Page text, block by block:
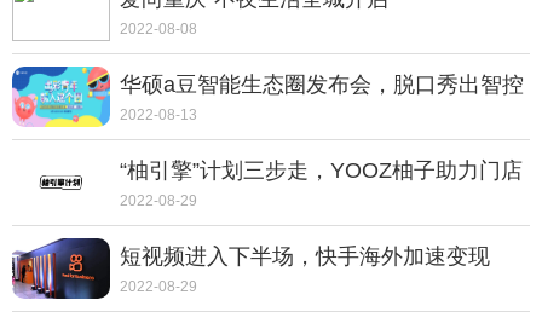
2022-08-08
华硕a豆智能生态圈发布会，脱口秀出智控
新体验
2022-08-13
“柚引擎”计划三步走，YOOZ柚子助力门店
走向转型之路
2022-08-29
短视频进入下半场，快手海外加速变现
2022-08-29